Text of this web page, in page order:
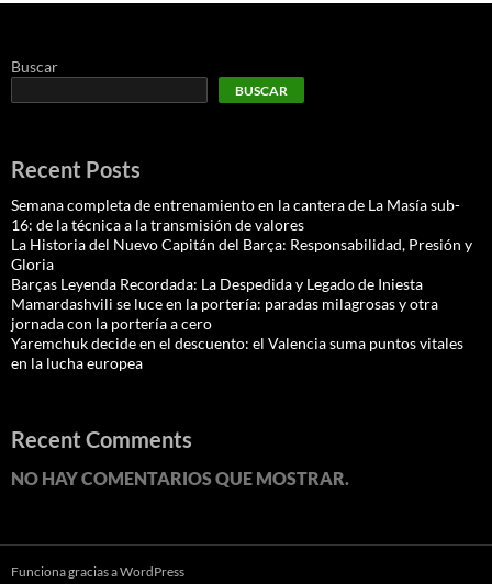
Buscar
BUSCAR
Recent Posts
Semana completa de entrenamiento en la cantera de La Masía sub-
16: de la técnica a la transmisión de valores
La Historia del Nuevo Capitán del Barça: Responsabilidad, Presión y
Gloria
Barças Leyenda Recordada: La Despedida y Legado de Iniesta
Mamardashvili se luce en la portería: paradas milagrosas y otra
jornada con la portería a cero
Yaremchuk decide en el descuento: el Valencia suma puntos vitales
en la lucha europea
Recent Comments
NO HAY COMENTARIOS QUE MOSTRAR.
Funciona gracias a WordPress